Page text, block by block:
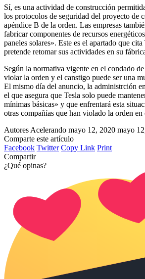
Sí, es una actividad de construcción
los protocolos de seguridad del proyecto de
apéndice B de la orden. Las empresas
fabricar componentes de recursos
paneles solares». Este es el apartado que
pretende retomar sus actividades en su
Según la normativa vigente en el condado
violar la orden y el canstigo puede ser una
El mismo día del anuncio, la administrción
el que asegura que Tesla solo puede
mínimas básicas» y que enfrentará esta
otras compañías que han violado la orden en
Autores Acelerando mayo 12, 2020 mayo
Comparte este artículo
Facebook Twitter Copy Link Print
Compartir
¿Qué opinas?